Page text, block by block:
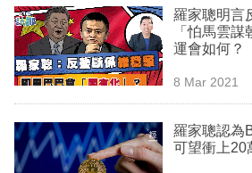
樓
市
理
商
業
羅家聰明言
「怕馬雲
運會如何？
8 Mar 2021
羅家聰認為
可望衝上20